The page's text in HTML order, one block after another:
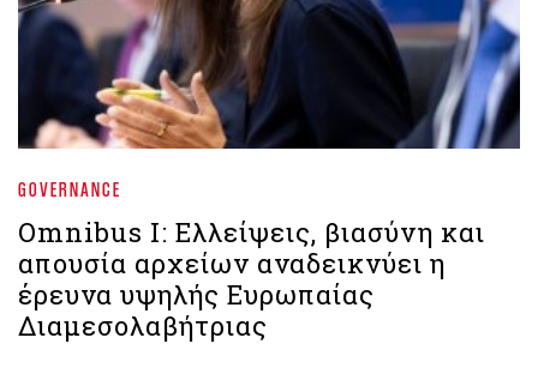
GOVERNANCE
Omnibus I: Ελλείψεις, βιασύνη και
απουσία αρχείων αναδεικνύει η
έρευνα υψηλής Ευρωπαίας
Διαμεσολαβήτριας